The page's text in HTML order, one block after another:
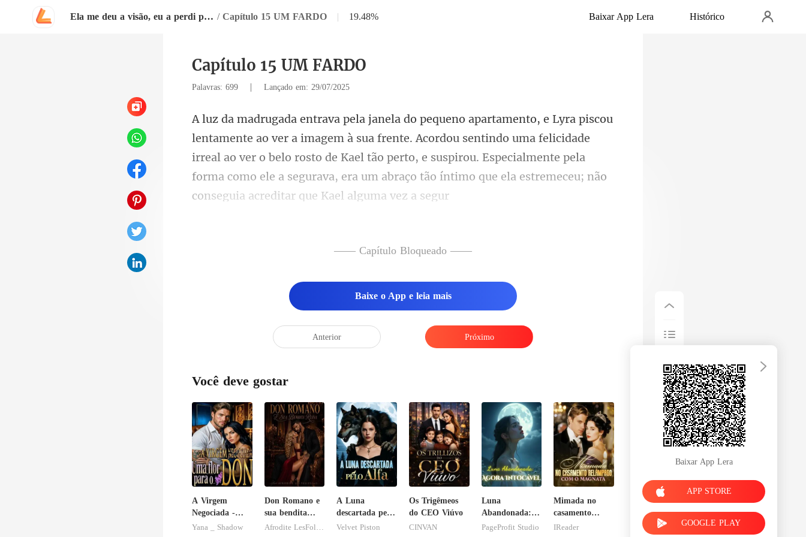
Ela me deu a visão, eu a perdi para sempre / Capítulo 15 UM FARDO | 19.48% Baixar App Lera Histórico
Capítulo 15 UM FARDO
Palavras: 699 | Lançado em: 29/07/2025
. Acordou sentindo uma felicidade
irreal ao ver o belo rosto de Kael tão perto, e suspirou. Especialmente pela
forma
—— Capítulo Bloqueado ——
Baixe o App e leia mais
Anterior Próximo
Você deve gostar
A Virgem
Negociada -
Uma flor para
Yana _ Shadow
Don Romano e
sua bendita
ruína
A Luna
descartada pelo
Alfa
Velvet Piston
Os Trigêmeos
do CEO Viúvo
CINVAN
Luna
Abandonada:
Agora Intocável
PageProfit Studio
Mimada no
casamento
relâmpago com
IReader
Baixar App Lera
APP STORE
GOOGLE PLAY